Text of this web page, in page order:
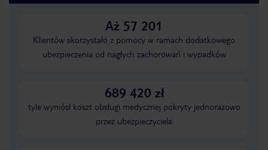
Aż 57 201
Klientów skorzystało z pomocy w ramach dodatkowego
ubezpieczenia od nagłych zachorowań i wypadków
689 420 zł
tyle wyniósł koszt obsługi medycznej pokryty jednorazowo
przez ubezpieczyciela